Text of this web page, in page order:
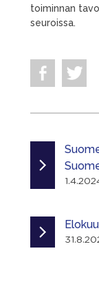
toiminnan
seuroissa.